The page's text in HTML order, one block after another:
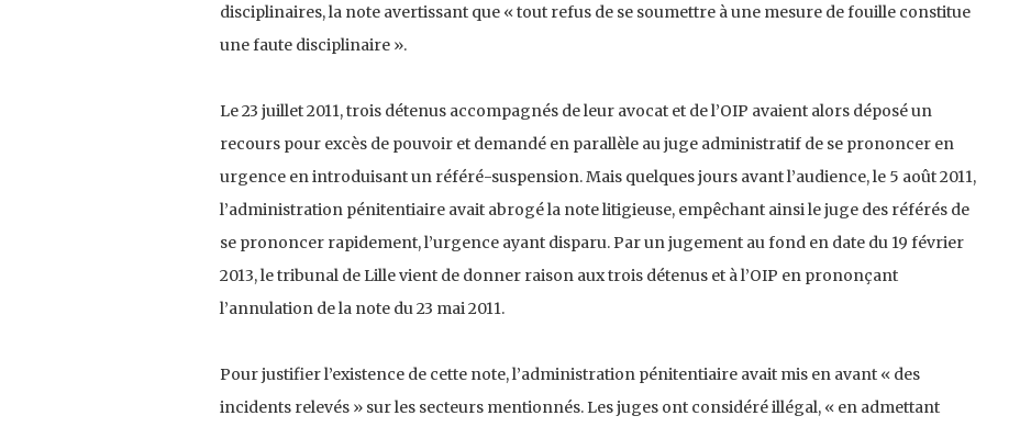
disciplinaires, la note avertissant que « tout refus de se soumettre à une mesure de fouille constitue
une faute disciplinaire ».
Le 23 juillet 2011, trois détenus accompagnés de leur avocat et de l’OIP avaient alors déposé un
recours pour excès de pouvoir et demandé en parallèle au juge administratif de se prononcer en
urgence en introduisant un référé-suspension. Mais quelques jours avant l’audience, le 5 août 2011,
l’administration pénitentiaire avait abrogé la note litigieuse, empêchant ainsi le juge des référés de
se prononcer rapidement, l’urgence ayant disparu. Par un jugement au fond en date du 19 février
2013, le tribunal de Lille vient de donner raison aux trois détenus et à l’OIP en prononçant
l’annulation de la note du 23 mai 2011.
Pour justifier l’existence de cette note, l’administration pénitentiaire avait mis en avant « des
incidents relevés » sur les secteurs mentionnés. Les juges ont considéré illégal, « en admettant